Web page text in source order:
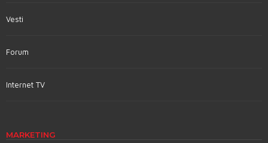
Vesti
Forum
Internet TV
MARKETING